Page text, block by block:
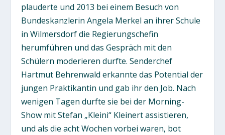
plauderte und 2013 bei einem Besuch von
Bundeskanzlerin Angela Merkel an ihrer Schule
in Wilmersdorf die Regierungschefin
herumführen und das Gespräch mit den
Schülern moderieren durfte. Senderchef
Hartmut Behrenwald erkannte das Potential der
jungen Praktikantin und gab ihr den Job. Nach
wenigen Tagen durfte sie bei der Morning-
Show mit Stefan „Kleini“ Kleinert assistieren,
und als die acht Wochen vorbei waren, bot